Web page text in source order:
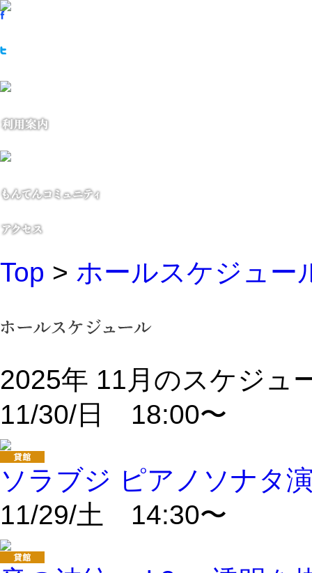
Top > ホールスケジュー
2025年 11月のスケジュ
11/30/日 18:00〜
ソラブジ ピアノソナタ
11/29/土 14:30〜